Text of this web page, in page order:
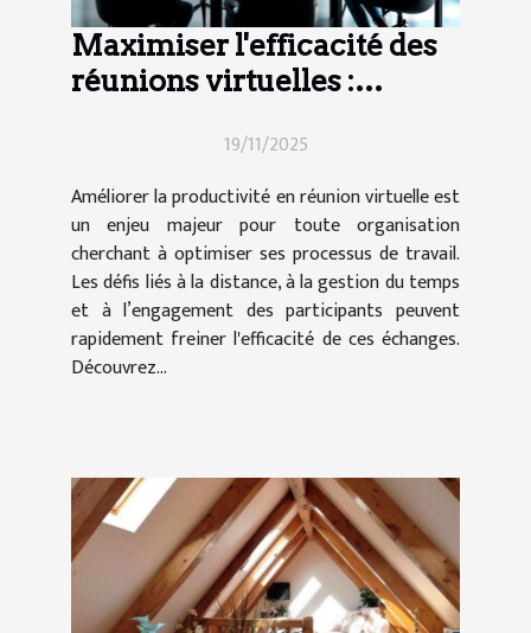
Maximiser l'efficacité des
réunions virtuelles :
19/11/2025
Améliorer la productivité en réunion virtuelle est
un enjeu majeur pour toute organisation
cherchant à optimiser ses processus de travail.
Les défis liés à la distance, à la gestion du temps
et à l’engagement des participants peuvent
rapidement freiner l'efficacité de ces échanges.
Découvrez...